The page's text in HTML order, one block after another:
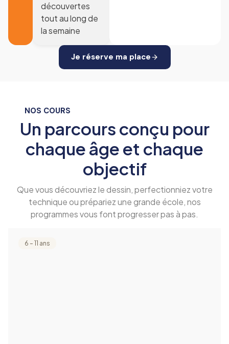
découvertes
tout au long de
la semaine
Je réserve ma place
NOS COURS
Un parcours conçu pour
chaque âge et chaque
objectif
Que vous découvriez le dessin, perfectionniez votre
technique ou prépariez une grande école, nos
programmes vous font progresser pas à pas.
6 – 11 ans